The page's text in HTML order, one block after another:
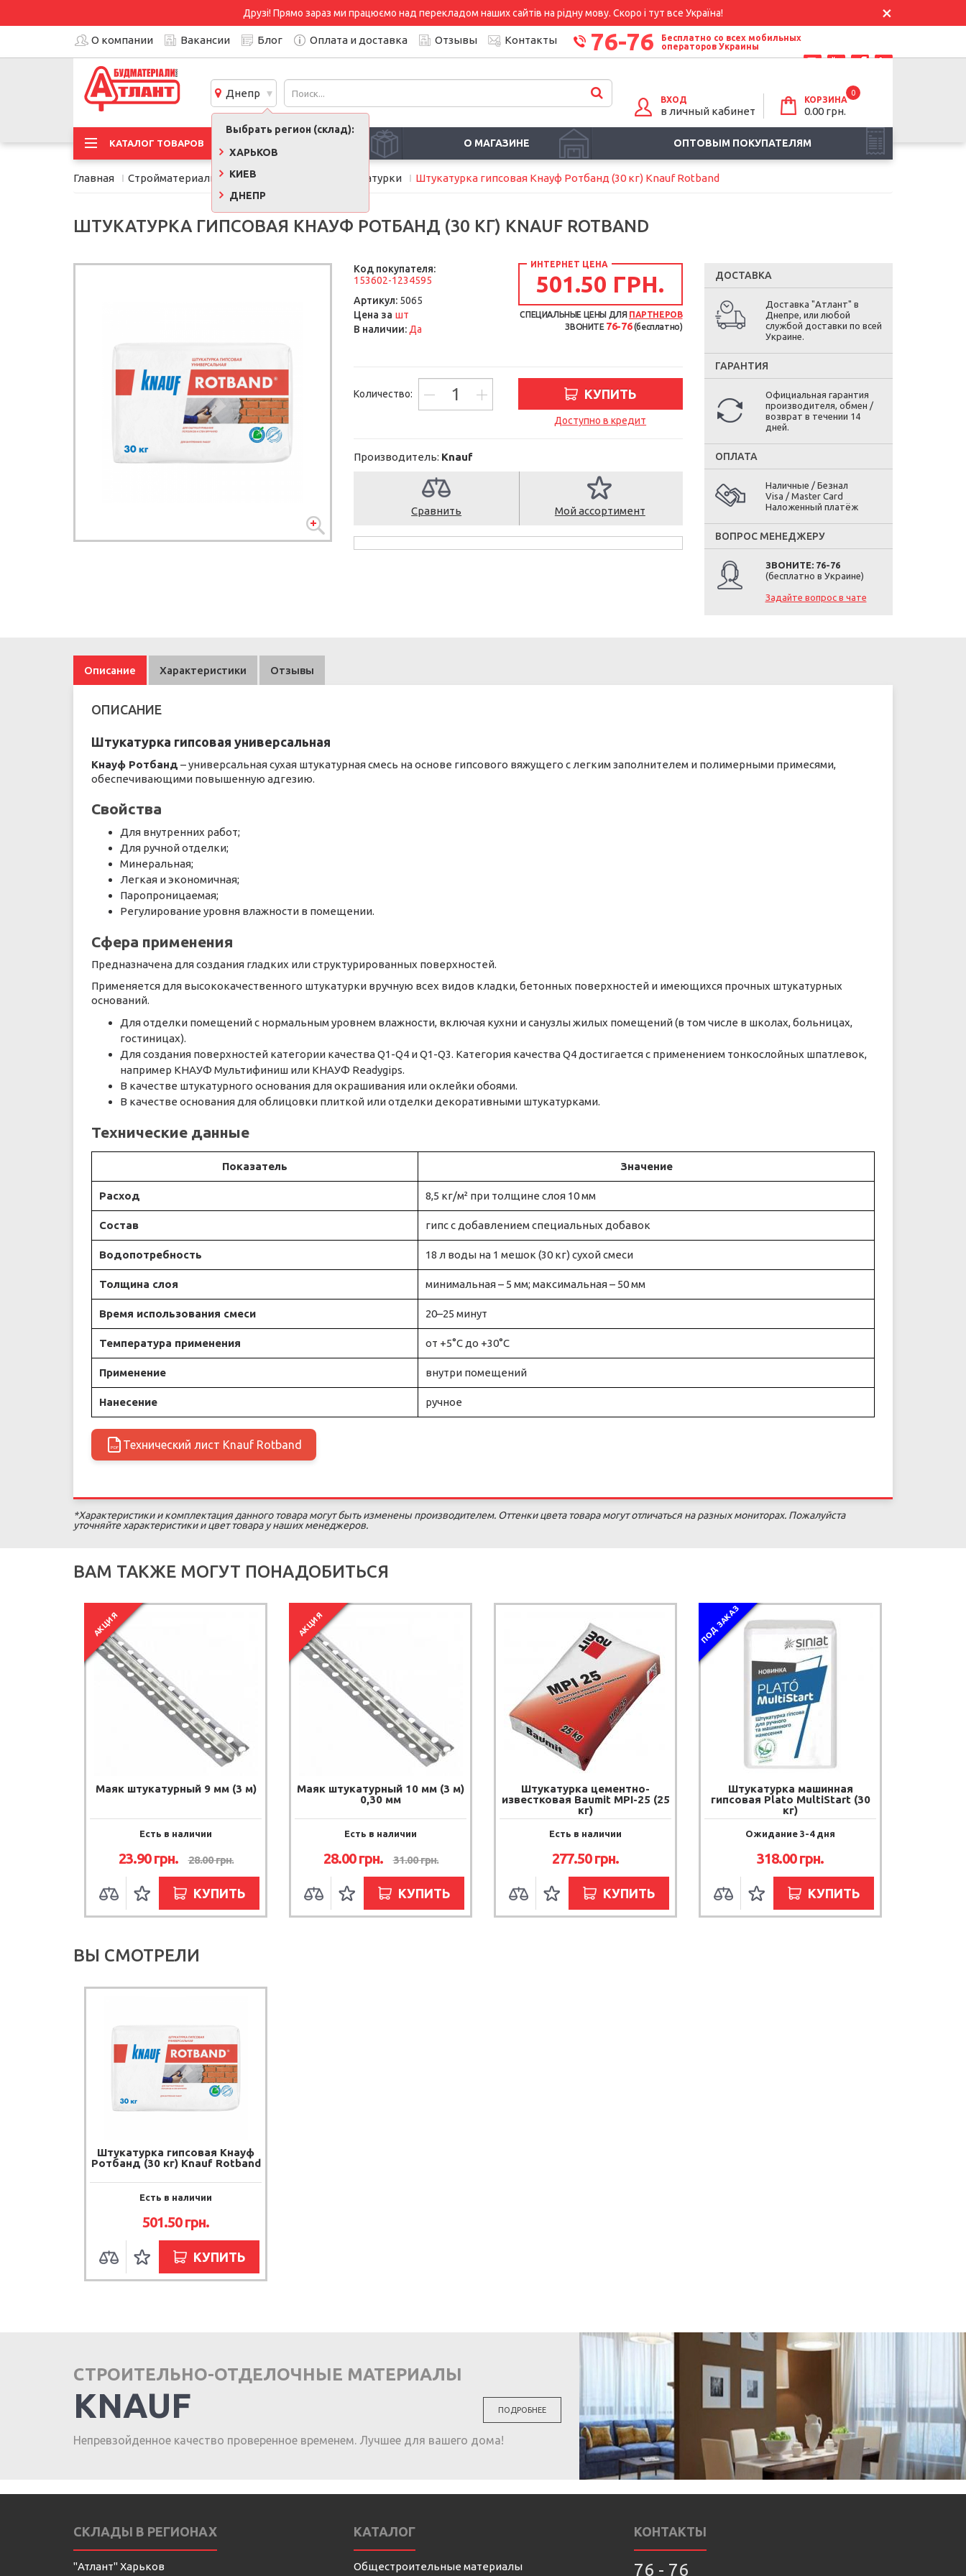
Друзі! Прямо зараз ми працюємо над перекладом наших сайтів на рідну мову. Скоро і тут все Україна!
О компании Вакансии Блог Оплата и доставка Отзывы Контакты 76-76
Бесплатно со всех мобильных
операторов Украины
Днепр
Выбрать регион (склад):
ХАРЬКОВ
КИЕВ
ДНЕПР
ВХОД
в личный кабинет
КОРЗИНА
0
0.00 грн.
КАТАЛОГ ТОВАРОВ О МАГАЗИНЕ ОПТОВЫМ ПОКУПАТЕЛЯМ
Главная Стройматериалы Сухие смеси, клеи Штукатурки Штукатурка гипсовая Кнауф Ротбанд (30 кг) Knauf Rotband
ШТУКАТУРКА ГИПСОВАЯ КНАУФ РОТБАНД (30 КГ) KNAUF ROTBAND
Код покупателя:
153602-1234595
Артикул: 5065
Цена за шт
В наличии: Да
ИНТЕРНЕТ ЦЕНА
501.50 ГРН.
СПЕЦИАЛЬНЫЕ ЦЕНЫ ДЛЯ ПАРТНЕРОВ
ЗВОНИТЕ 76-76(бесплатно)
Количество: КУПИТЬ
Доступно в кредит
Производитель: Knauf
Сравнить Мой ассортимент
ДОСТАВКА
Доставка "Атлант" в
Днепре, или любой
службой доставки по всей
Украине.
ГАРАНТИЯ
Официальная гарантия
производителя, обмен /
возврат в течении 14
дней.
ОПЛАТА
Наличные / Безнал
Visa / Master Card
Наложенный платёж
ВОПРОС МЕНЕДЖЕРУ
ЗВОНИТЕ: 76-76
(бесплатно в Украине)
Задайте вопрос в чате
Описание Характеристики Отзывы
ОПИСАНИЕ
Штукатурка гипсовая универсальная
Кнауф Ротбанд – универсальная сухая штукатурная смесь на основе гипсового вяжущего с легким заполнителем и полимерными примесями,
обеспечивающими повышенную адгезию.
Свойства
Для внутренних работ;
Для ручной отделки;
Минеральная;
Легкая и экономичная;
Паропроницаемая;
Регулирование уровня влажности в помещении.
Сфера применения
Предназначена для создания гладких или структурированных поверхностей.
Применяется для высококачественного штукатурки вручную всех видов кладки, бетонных поверхностей и имеющихся прочных штукатурных
оснований.
Для отделки помещений с нормальным уровнем влажности, включая кухни и санузлы жилых помещений (в том числе в школах, больницах,
гостиницах).
Для создания поверхностей категории качества Q1-Q4 и Q1-Q3. Категория качества Q4 достигается с применением тонкослойных шпатлевок,
например КНАУФ Мультифиниш или КНАУФ Readygips.
В качестве штукатурного основания для окрашивания или оклейки обоями.
В качестве основания для облицовки плиткой или отделки декоративными штукатурками.
Технические данные
Показатель Значение
Расход 8,5 кг/м² при толщине слоя 10 мм
Состав гипс с добавлением специальных добавок
Водопотребность 18 л воды на 1 мешок (30 кг) сухой смеси
Толщина слоя минимальная – 5 мм; максимальная – 50 мм
Время использования смеси 20–25 минут
Температура применения от +5°C до +30°C
Применение внутри помещений
Нанесение ручное
PDF Технический лист Knauf Rotband
*Характеристики и комплектация данного товара могут быть изменены производителем. Оттенки цвета товара могут отличаться на разных мониторах. Пожалуйста
уточняйте характеристики и цвет товара у наших менеджеров.
ВАМ ТАКЖЕ МОГУТ ПОНАДОБИТЬСЯ
АКЦИЯ
Маяк штукатурный 9 мм (3 м)
Есть в наличии
23.90грн. 28.00грн.
КУПИТЬ
АКЦИЯ
Маяк штукатурный 10 мм (3 м)
0,30 мм
Есть в наличии
28.00грн. 31.00грн.
КУПИТЬ
Штукатурка цементно-
известковая Baumit MPI-25 (25
кг)
Есть в наличии
277.50грн.
КУПИТЬ
ПОД ЗАКАЗ
Штукатурка машинная
гипсовая Plato MultiStart (30
кг)
Ожидание 3-4 дня
318.00грн.
КУПИТЬ
ВЫ СМОТРЕЛИ
Штукатурка гипсовая Кнауф
Ротбанд (30 кг) Knauf Rotband
Есть в наличии
501.50грн.
КУПИТЬ
СТРОИТЕЛЬНО-ОТДЕЛОЧНЫЕ МАТЕРИАЛЫ
KNAUF
Непревзойденное качество проверенное временем. Лучшее для вашего дома!
ПОДРОБНЕЕ
СКЛАДЫ В РЕГИОНАХ
"Атлант" Харьков
КАТАЛОГ
Общестроительные материалы
КОНТАКТЫ
76 - 76